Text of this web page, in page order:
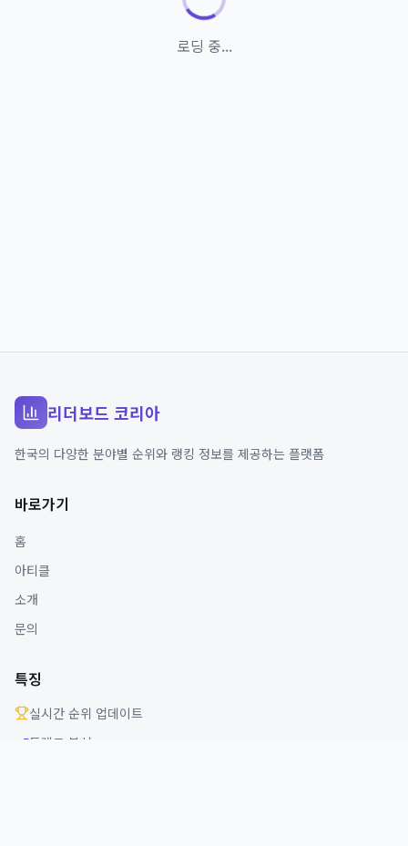
로딩 중...
리더보드 코리아
한국의 다양한 분야별 순위와 랭킹 정보를 제공하는 플랫폼
바로가기
홈
아티클
소개
문의
특징
실시간 순위 업데이트
트렌드 분석